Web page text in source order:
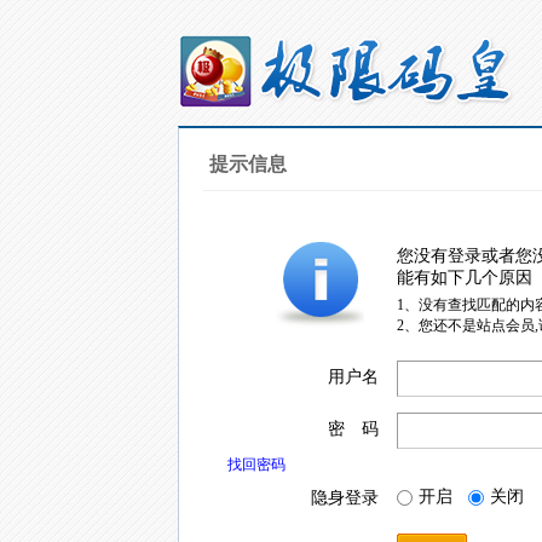
提示信息
您没有登录或者您
能有如下几个原因
1、没有查找匹配的内
2、您还不是站点会员
用户名
密 码
找回密码
隐身登录 开启 关闭